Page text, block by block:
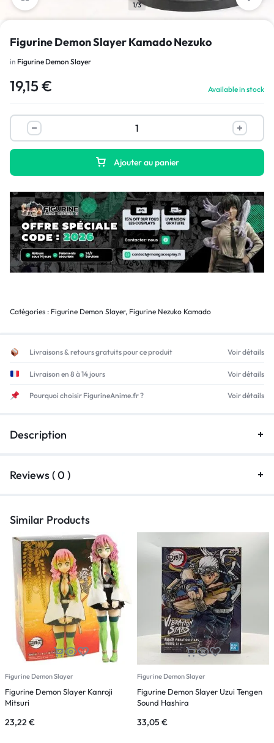
1/3
Figurine Demon Slayer Kamado Nezuko
in Figurine Demon Slayer
19,15€ Available in stock
Ajouter au panier
Catégories : Figurine Demon Slayer, Figurine Nezuko Kamado
Livraisons & retours gratuits pour ce produit Voir détails
Livraison en 8 à 14 jours Voir détails
Pourquoi choisir FigurineAnime.fr ? Voir détails
Description
Reviews ( 0 )
Similar Products
Figurine Demon Slayer
Figurine Demon Slayer Kanroji
Mitsuri
23,22 €
Figurine Demon Slayer
Figurine Demon Slayer Uzui Tengen
Sound Hashira
33,05 €